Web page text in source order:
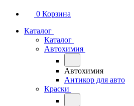
0 Корзина
Каталог
Каталог
Автохимия
Автохимия
Антикор для авто
Краски